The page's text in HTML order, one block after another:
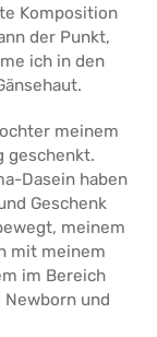
Komposition
der Punkt,
ich in den
meinem
geschenkt.
Dasein haben
Geschenk
meinem
mit meinem
im Bereich
und